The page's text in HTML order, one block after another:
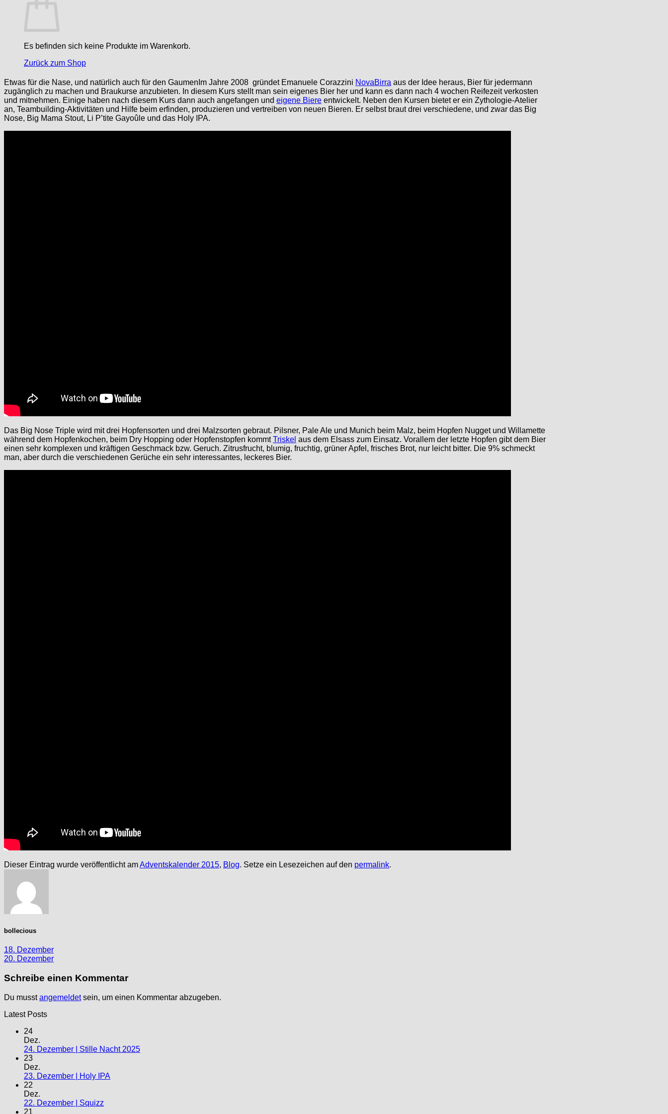
Es befinden sich keine Produkte im Warenkorb.
Zurück zum Shop
Etwas für die Nase, und natürlich auch für den Gaumen Im Jahre 2008 gründet Emanuele Corazzini NovaBirra aus der Idee heraus, Bier für jedermann
zugänglich zu machen und Braukurse anzubieten. In diesem Kurs stellt man sein eigenes Bier her und kann es dann nach 4 wochen Reifezeit verkosten
und mitnehmen. Einige haben nach diesem Kurs dann auch angefangen und eigene Biere entwickelt. Neben den Kursen bietet er ein Zythologie-Atelier
an, Teambuilding-Aktivitäten und Hilfe beim erfinden, produzieren und vertreiben von neuen Bieren. Er selbst braut drei verschiedene, und zwar das Big
Nose, Big Mama Stout, Li P’tite Gayoûle und das Holy IPA.
Das Big Nose Triple wird mit drei Hopfensorten und drei Malzsorten gebraut. Pilsner, Pale Ale und Munich beim Malz, beim Hopfen Nugget und Willamette
während dem Hopfenkochen, beim Dry Hopping oder Hopfenstopfen kommtTriskel aus dem Elsass zum Einsatz. Vorallem der letzte Hopfen gibt dem Bier
einen sehr komplexen und kräftigen Geschmack bzw. Geruch. Zitrusfrucht, blumig, fruchtig, grüner Apfel, frisches Brot, nur leicht bitter. Die 9% schmeckt
man, aber durch die verschiedenen Gerüche ein sehr interessantes, leckeres Bier.
Dieser Eintrag wurde veröffentlicht amAdventskalender 2015, Blog. Setze ein Lesezeichen auf den permalink.
bollecious
18. Dezember
20. Dezember
Schreibe einen Kommentar
Du musstangemeldetsein, um einen Kommentar abzugeben.
Latest Posts
24
Dez.
24. Dezember | Stille Nacht 2025
23
Dez.
23. Dezember | Holy IPA
22
Dez.
22. Dezember | Squizz
21